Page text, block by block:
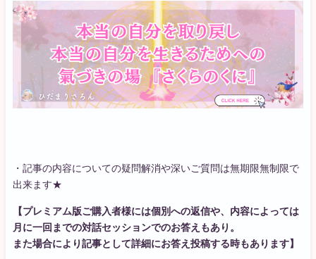
・記事の内容についての疑問解消や深いご質問は無期限無制限で
出来ます★
【プレミアム版ご購入者様には個別への返信や、内容によっては
月に一回までの対話セッションでのお答えもあり。
また場合により記事として詳細にお答え投稿する時もあります】